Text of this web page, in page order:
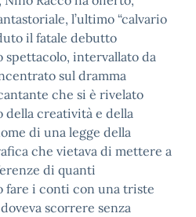
l’ultimo “calvario
il fatale debutto
spettacolo, intervallato da
sul dramma
che si è rivelato
della creatività e della
di una legge della
che vietava di mettere a
di quanti
fare i conti con una triste
scorrere senza